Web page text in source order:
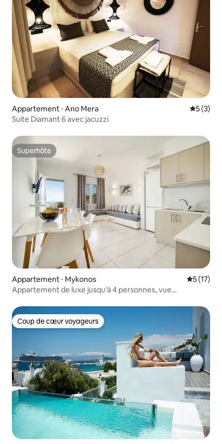
Appartement ⋅ Ano Mera
5 (3)
Suite Diamant 6 avec jacuzzi
Superhôte
Superhôte
Appartement ⋅ Mykonos
5 (17)
Appartement de luxe jusqu'à 4 personnes, vue
Coup de cœur voyageurs
Coup de cœur voyageurs